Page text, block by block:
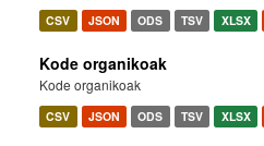
CSV JSON ODS TSV XLSX
Kode organikoak
Kode organikoak
CSV JSON ODS TSV XLSX